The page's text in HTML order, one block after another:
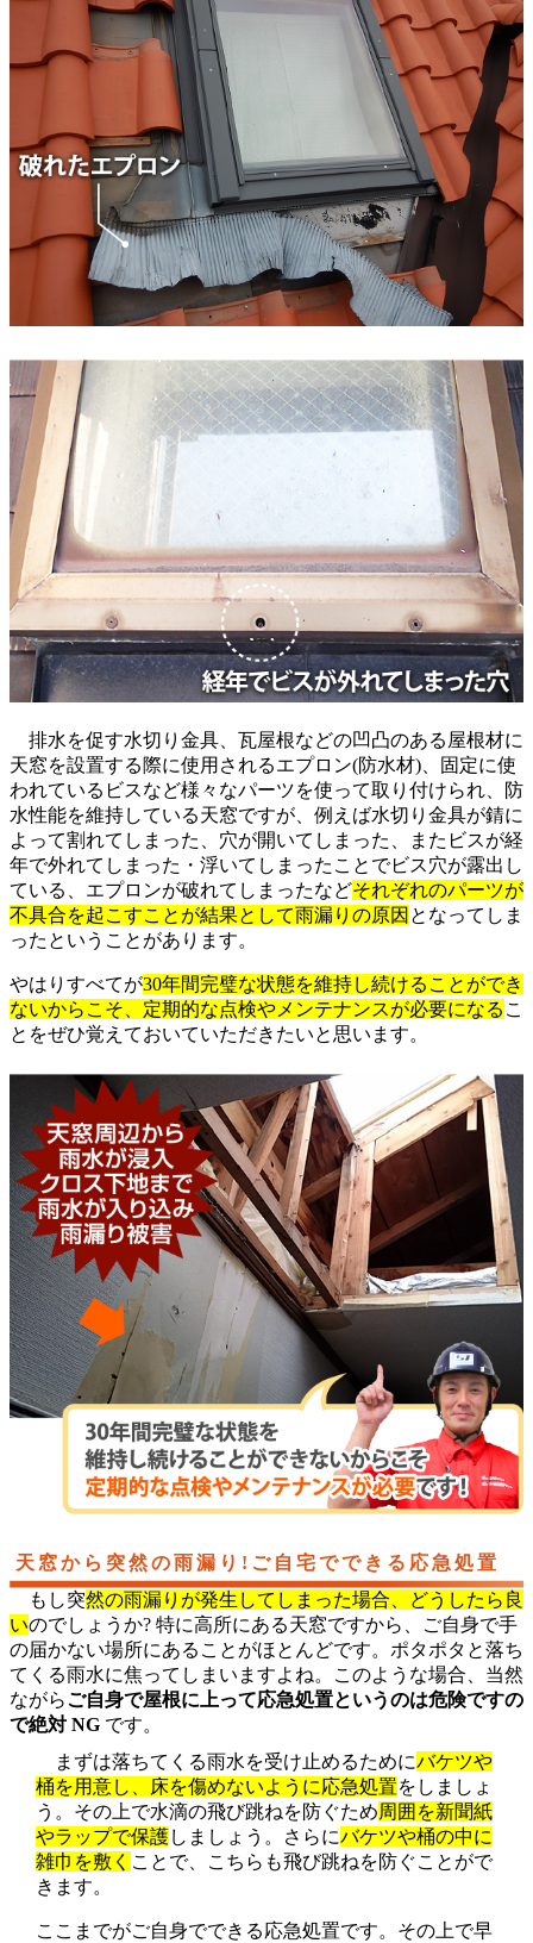
排水を促す水切り金具、瓦屋根などの凹凸のある屋根材に
天窓を設置する際に使用されるエプロン(防水材)、固定に使
われているビスなど様々なパーツを使って取り付けられ、防
水性能を維持している天窓ですが、例えば水切り金具が錆に
よって割れてしまった、穴が開いてしまった、またビスが経
年で外れてしまった・浮いてしまったことでビス穴が露出し
ている、エプロンが破れてしまったなどそれぞれのパーツが
不具合を起こすことが結果として雨漏りの原因 となってしま
ったということがあります。
やはりすべてが30年間完璧な状態を維持し続けることができ
ないからこそ、定期的な点検やメンテナンスが必要になる こ
とをぜひ覚えておいていただきたいと思います。
天窓から突然の雨漏り!ご自宅でできる応急処置
もし突然の雨漏りが発生してしまった場合、どうしたら良
いのでしょうか? 特に高所にある天窓ですから、ご自身で手
の届かない場所にあることがほとんどです。ポタポタと落ち
てくる雨水に焦ってしまいますよね。このような場合、当然
ながらご自身で屋根に上って応急処置というのは危険ですの
で絶対 NG です。
まずは落ちてくる雨水を受け止めるためにバケツや
桶を用意し、床を傷めないように応急処置をしましょ
う。その上で水滴の飛び跳ねを防ぐため周囲を新聞紙
やラップで保護しましょう。さらにバケツや桶の中に
雑巾を敷く ことで、こちらも飛び跳ねを防ぐことがで
きます。
ここまでがご自身でできる応急処置です。その上で早